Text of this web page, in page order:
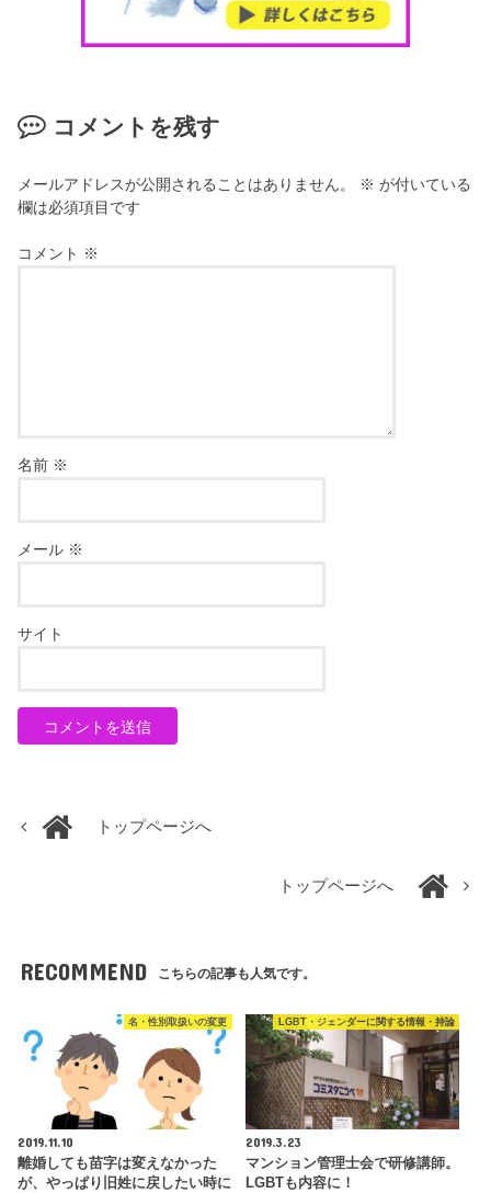
コメントを残す
メールアドレスが公開されることはありません。 ※ が付いている
欄は必須項目です
コメント ※
名前 ※
メール ※
サイト
トップページへ
トップページへ
RECOMMEND こちらの記事も人気です。
名・性別取扱いの変更
2019.11.10
離婚しても苗字は変えなかった
が、やっぱり旧姓に戻したい時に
LGBT・ジェンダーに関する情報・持論
2019.3.23
マンション管理士会で研修講師。
LGBTも内容に！